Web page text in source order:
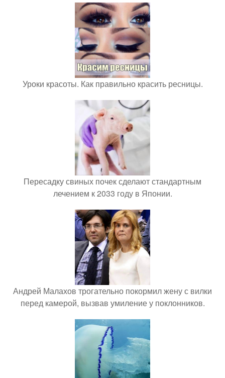
Уроки красоты. Как правильно красить ресницы.
Пересадку свиных почек сделают стандартным
лечением к 2033 году в Японии.
Андрей Малахов трогательно покормил жену с вилки
перед камерой, вызвав умиление у поклонников.